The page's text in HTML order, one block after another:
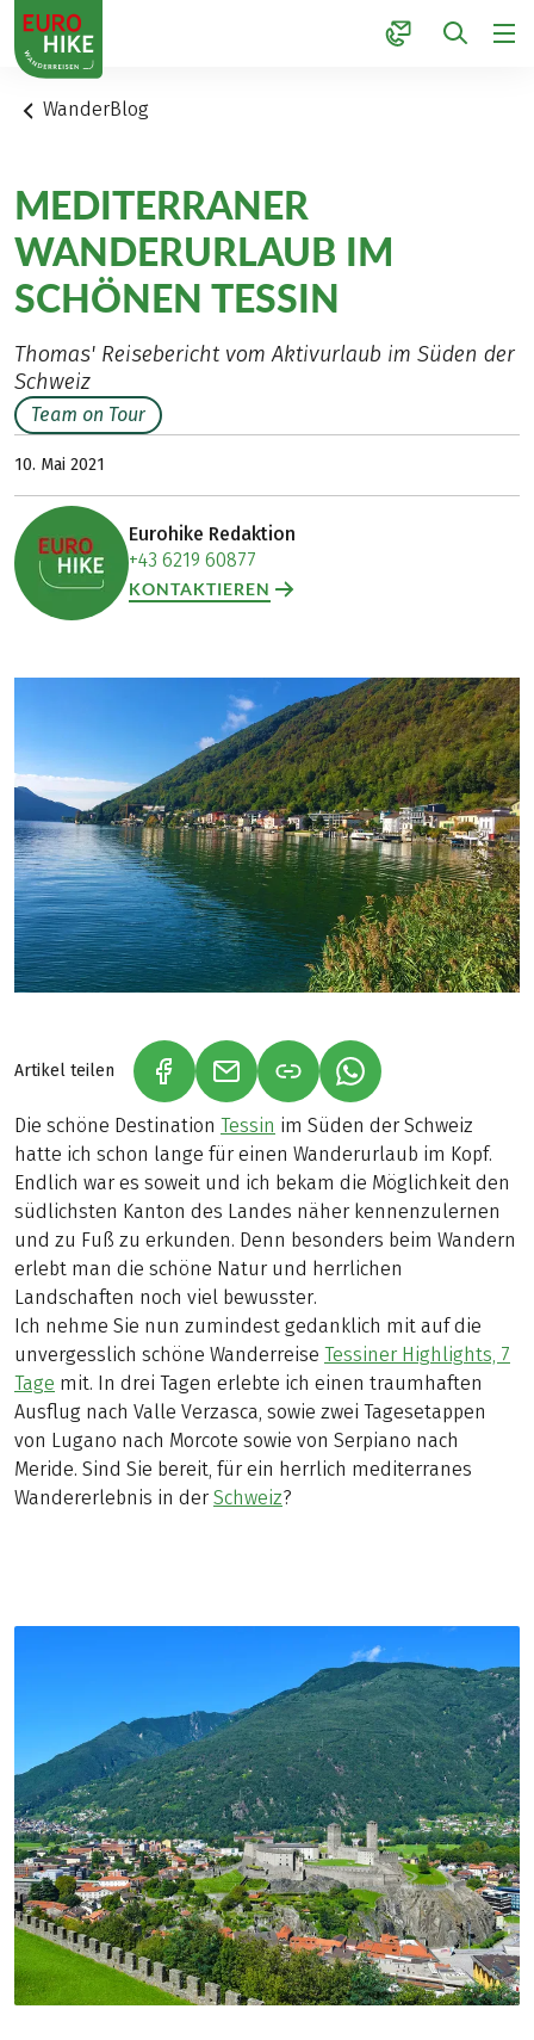
1
WanderBlog
MEDITERRANER
WANDERURLAUB IM
SCHÖNEN TESSIN
Thomas' Reisebericht vom Aktivurlaub im Süden der
Schweiz
Team on Tour
10. Mai 2021
Eurohike Redaktion
+43 6219 60877
KONTAKTIEREN
Artikel teilen (LINK ÖFFNET IN NEUEM TAB)
(LINK ÖFFNET IN NEUEM TAB)
(LINK ÖFFNET IN
Die schöne Destination Tessin im Süden der Schweiz
hatte ich schon lange für einen Wanderurlaub im Kopf.
Endlich war es soweit und ich bekam die Möglichkeit den
südlichsten Kanton des Landes näher kennenzulernen
und zu Fuß zu erkunden. Denn besonders beim Wandern
erlebt man die schöne Natur und herrlichen
Landschaften noch viel bewusster.
Ich nehme Sie nun zumindest gedanklich mit auf die
unvergesslich schöne Wanderreise Tessiner Highlights, 7
Tage mit. In drei Tagen erlebte ich einen traumhaften
Ausflug nach Valle Verzasca, sowie zwei Tagesetappen
von Lugano nach Morcote sowie von Serpiano nach
Meride. Sind Sie bereit, für ein herrlich mediterranes
Wandererlebnis in der Schweiz?